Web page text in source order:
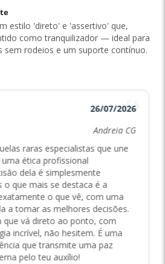
estilo 'direto' e 'assertivo' que,
como tranquilizador — ideal para
sem rodeios e um suporte contínuo.
26/07/2026
Andreia CG
raras especialistas que une
ética profissional
dela é simplesmente
o que mais se destaca é a
o que vê, com uma
a tomar as melhores decisões.
que vá direto ao ponto, com
incrível, não hesitem. É uma
que transmite uma paz
pelo teu auxílio!